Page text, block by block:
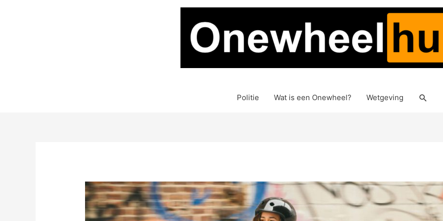
Politie Wat is een Onewheel? Wetgeving